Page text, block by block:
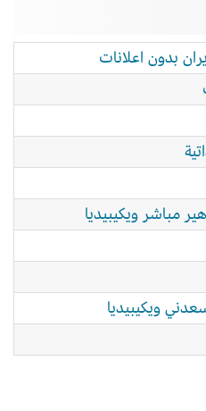
بدون اعلانات
مباشر ويكيبيديا
ويكيبيديا